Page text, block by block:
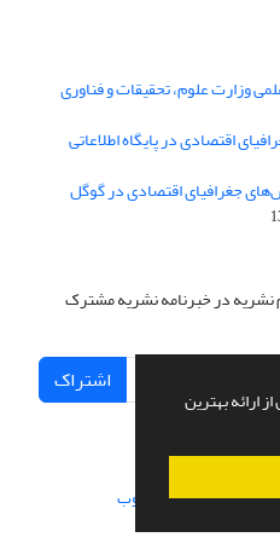
ارائه بهترین
وزارت علوم، تحقیقات و فناوری
اقتصادی در پایگاه اطلاعاتی
جغرافیای اقتصادی در گوگل
نشریه در خبرنامه نشریه مشترک
اشتراک
و پیاده سازی از سیناوب